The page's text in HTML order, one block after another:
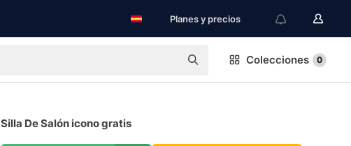
Planes y precios
Colecciones 0
Silla De Salón icono gratis